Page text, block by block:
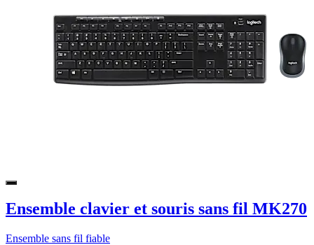
Ensemble clavier et souris sans fil MK270
Ensemble sans fil fiable